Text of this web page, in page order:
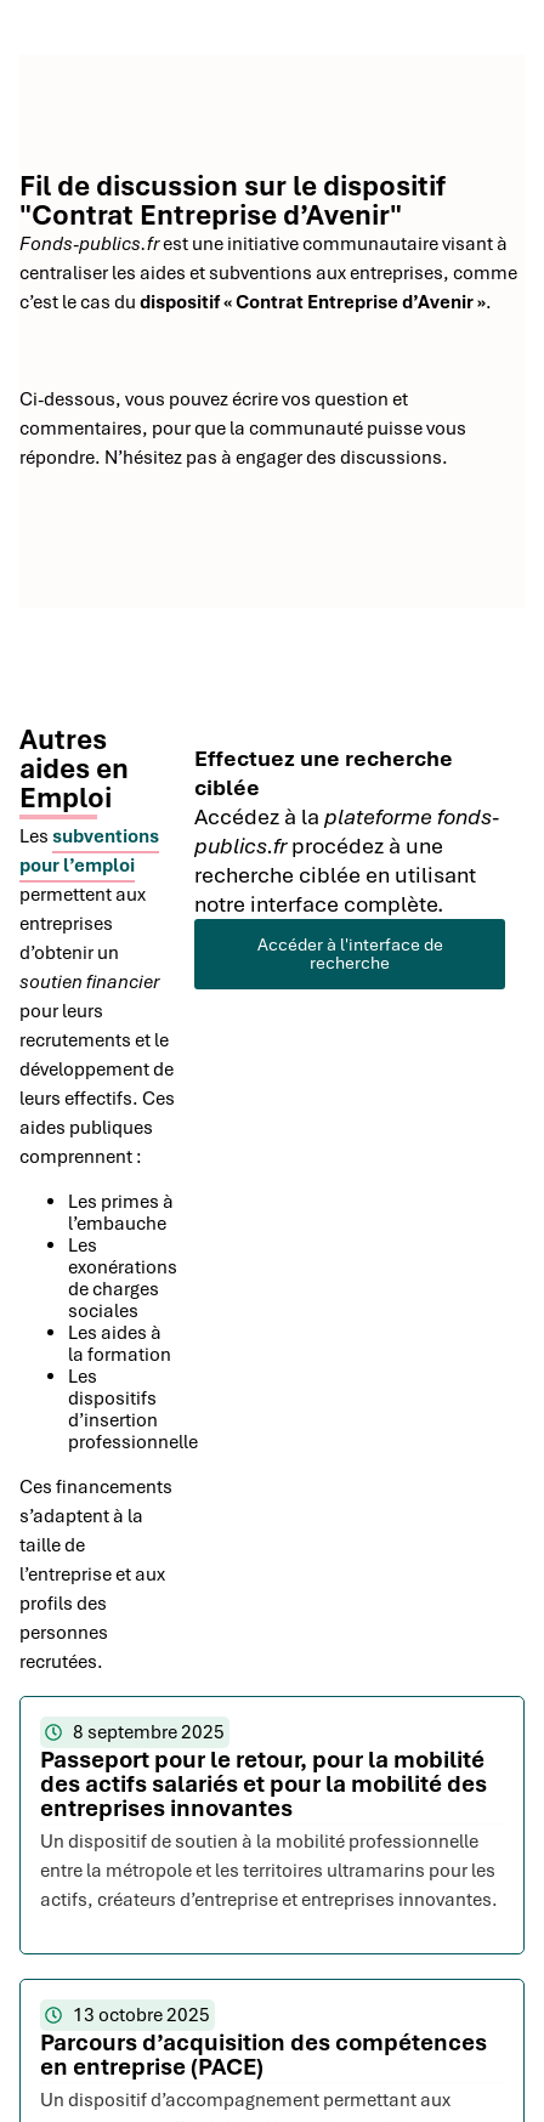
Fil de discussion sur le dispositif
"Contrat Entreprise d’Avenir"
Fonds-publics.frest une initiative communautaire visant à
centraliser les aides et subventions aux entreprises, comme
c’est le cas du dispositif « Contrat Entreprise d’Avenir ».
Ci-dessous, vous pouvez écrire vos question et
commentaires, pour que la communauté puisse vous
répondre. N’hésitez pas à engager des discussions.
Autres
aides en
Emploi
Les subventions
pour l’emploi
permettent aux
entreprises
d’obtenir un
soutien financier
pour leurs
recrutements et le
développement de
leurs effectifs. Ces
aides publiques
comprennent :
Les primes à
l’embauche
Les
exonérations
de charges
sociales
Les aides à
la formation
Les
dispositifs
d’insertion
professionnelle
Ces financements
s’adaptent à la
taille de
l’entreprise et aux
profils des
personnes
recrutées.
Effectuez une recherche
ciblée
Accédez à laplateforme fonds-
publics.frprocédez à une
recherche ciblée en utilisant
notre interface complète.
Accéder à l'interface de
recherche
8 septembre 2025
Passeport pour le retour, pour la mobilité
des actifs salariés et pour la mobilité des
entreprises innovantes
Un dispositif de soutien à la mobilité professionnelle
entre la métropole et les territoires ultramarins pour les
actifs, créateurs d’entreprise et entreprises innovantes.
13 octobre 2025
Parcours d’acquisition des compétences
en entreprise (PACE)
Un dispositif d’accompagnement permettant aux